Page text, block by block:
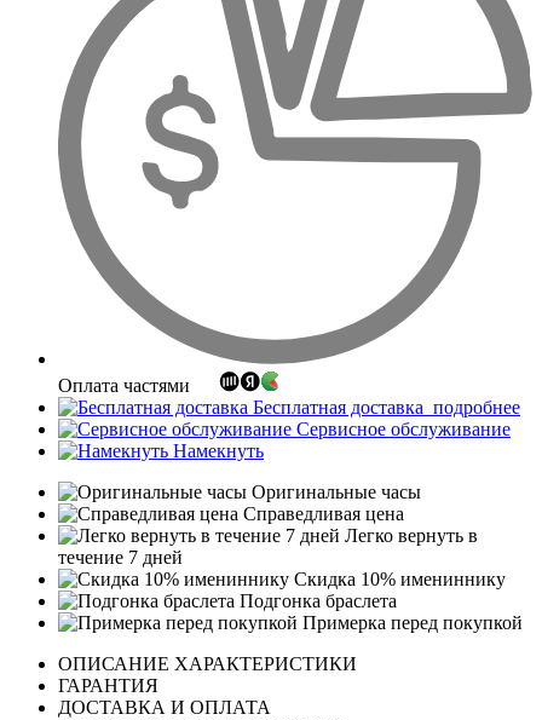
Оплата частями
Бесплатная доставка подробнее
Сервисное обслуживание
Намекнуть
Оригинальные часы
Справедливая цена
Легко вернуть в
течение 7 дней
Скидка 10% имениннику
Подгонка браслета
Примерка перед покупкой
ОПИСАНИЕ ХАРАКТЕРИСТИКИ
ГАРАНТИЯ
ДОСТАВКА И ОПЛАТА